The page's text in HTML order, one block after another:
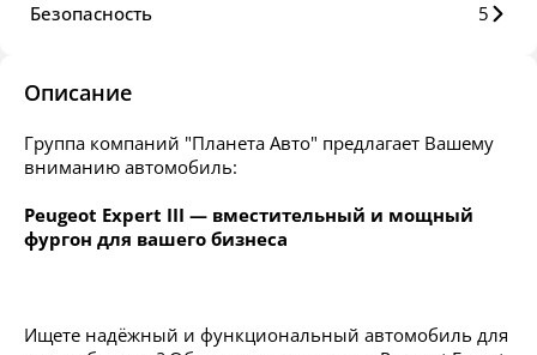
Безопасность
5
Описание
Группа компаний "Планета Авто" предлагает Вашему
вниманию автомобиль:
Peugeot Expert III — вместительный и мощный
фургон для вашего бизнеса
Ищете надёжный и функциональный автомобиль для